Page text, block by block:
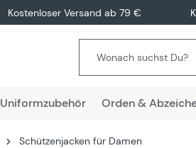
Kostenloser Versand ab 79 €
Uniformzubehör Orden &
Schützenjacken für Damen